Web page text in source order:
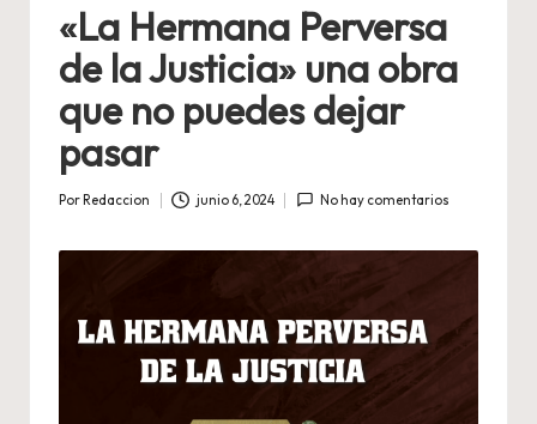
«La Hermana Perversa
de la Justicia» una obra
que no puedes dejar
pasar
Por Redaccion junio 6, 2024 No hay comentarios